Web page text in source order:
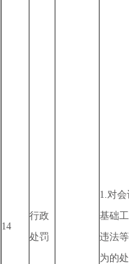
14
行政
处罚
1.对会
基础
违法
为的